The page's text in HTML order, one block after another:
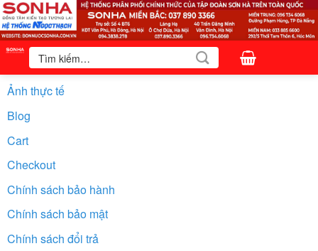
Bỏ
qua
nội
Tìm
kiếm:
Ảnh thực tế
Blog
Cart
Checkout
Chính sách bảo hành
Chính sách bảo mật
Chính sách đổi trả